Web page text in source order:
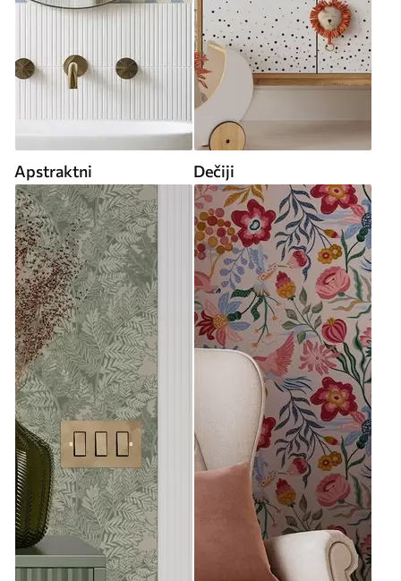
Apstraktni Dečiji